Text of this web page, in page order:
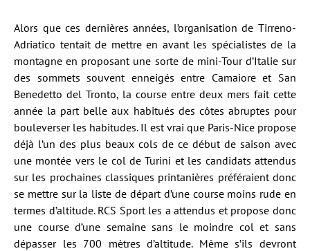
Alors que ces dernières années, l’organisation de Tirreno-
Adriatico tentait de mettre en avant les spécialistes de la
montagne en proposant une sorte de mini-Tour d’Italie sur
des sommets souvent enneigés entre Camaiore et San
Benedetto del Tronto, la course entre deux mers fait cette
année la part belle aux habitués des côtes abruptes pour
bouleverser les habitudes. Il est vrai que Paris-Nice propose
déjà l’un des plus beaux cols de ce début de saison avec
une montée vers le col de Turini et les candidats attendus
sur les prochaines classiques printanières préféraient donc
se mettre sur la liste de départ d’une course moins rude en
termes d’altitude. RCS Sport les a attendus et propose donc
une course d’une semaine sans le moindre col et sans
dépasser les 700 mètres d’altitude. Même s’ils devront